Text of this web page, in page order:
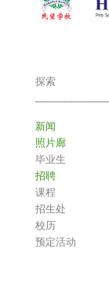
探索
新闻
照片廊
毕业生
招聘
课程
招生处
校历
预定活动